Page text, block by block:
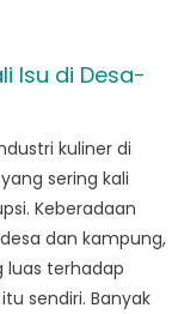
Makanan
Malaysia
Isu di Desa-
kuliner di
sering kali
Keberadaan
dan kampung,
luas terhadap
sendiri. Banyak